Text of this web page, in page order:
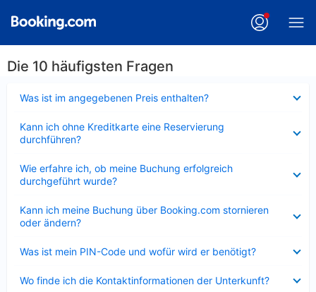
Die 10 häufigsten Fragen
Was ist im angegebenen Preis enthalten?
Kann ich ohne Kreditkarte eine Reservierung
durchführen?
Wie erfahre ich, ob meine Buchung erfolgreich
durchgeführt wurde?
Kann ich meine Buchung über Booking.com stornieren
oder ändern?
Was ist mein PIN-Code und wofür wird er benötigt?
Wo finde ich die Kontaktinformationen der Unterkunft?